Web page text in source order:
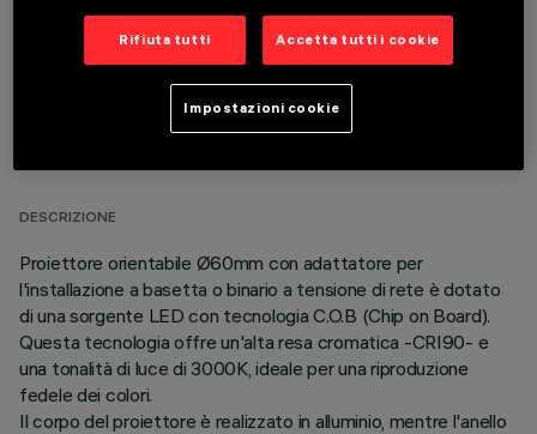
DATI TECNICI
DESCRIZIONE
Proiettore orientabile Ø60mm con adattatore per
l'installazione a basetta o binario a tensione di rete è dotato
di una sorgente LED con tecnologia C.O.B (Chip on Board).
Questa tecnologia offre un'alta resa cromatica -CRI90- e
una tonalità di luce di 3000K, ideale per una riproduzione
fedele dei colori.
Il corpo del proiettore è realizzato in alluminio, mentre l'anello
Rifiuta tutti Accetta tutti i cookie
Impostazioni cookie